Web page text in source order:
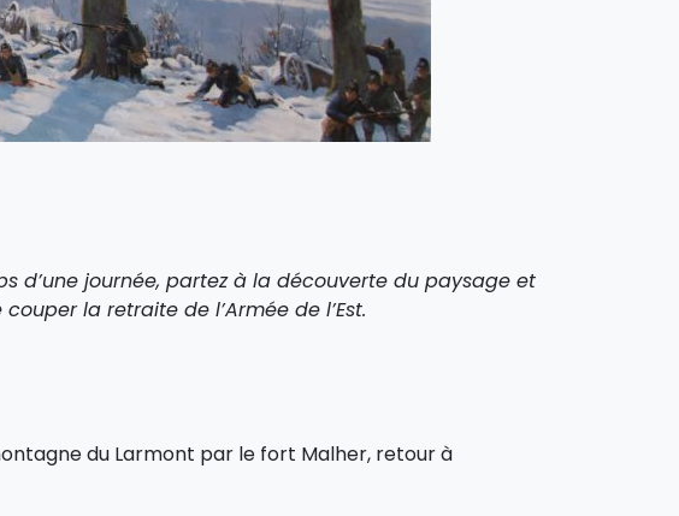
d’une journée, partez à la découverte du paysage et
la retraite de l’Armée de l’Est.
du Larmont par le fort Malher, retour à